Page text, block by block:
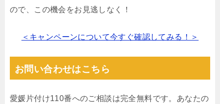
ので、この機会をお見逃しなく！
＜キャンペーンについて今すぐ確認してみる！＞
お問い合わせはこちら
愛媛片付け110番へのご相談は完全無料です。あなたの